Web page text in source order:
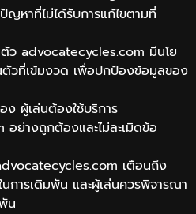
ญหาที่ไม่ได้รับการแก้ไขตามที่
ว advocatecycles.com มีนโย
วที่เข้มงวด เพื่อปกป้องข้อมูลของ
ง ผู้เล่นต้องใช้บริการ
ย่างถูกต้องและไม่ละเมิดข้อ
เตือนถึง
นการเดิมพัน และผู้เล่นควรพิจารณา
น